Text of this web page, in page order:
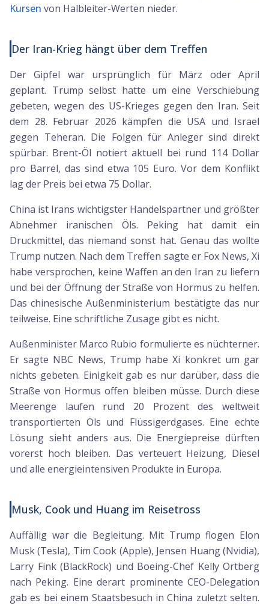
Kursen von Halbleiter-Werten nieder.
Der Iran-Krieg hängt über dem Treffen
Der Gipfel war ursprünglich für März oder April
geplant. Trump selbst hatte um eine Verschiebung
gebeten, wegen des US-Krieges gegen den Iran. Seit
dem 28. Februar 2026 kämpfen die USA und Israel
gegen Teheran. Die Folgen für Anleger sind direkt
spürbar. Brent-Öl notiert aktuell bei rund 114 Dollar
pro Barrel, das sind etwa 105 Euro. Vor dem Konflikt
lag der Preis bei etwa 75 Dollar.
China ist Irans wichtigster Handelspartner und größter
Abnehmer iranischen Öls. Peking hat damit ein
Druckmittel, das niemand sonst hat. Genau das wollte
Trump nutzen. Nach dem Treffen sagte er Fox News, Xi
habe versprochen, keine Waffen an den Iran zu liefern
und bei der Öffnung der Straße von Hormus zu helfen.
Das chinesische Außenministerium bestätigte das nur
teilweise. Eine schriftliche Zusage gibt es nicht.
Außenminister Marco Rubio formulierte es nüchterner.
Er sagte NBC News, Trump habe Xi konkret um gar
nichts gebeten. Einigkeit gab es nur darüber, dass die
Straße von Hormus offen bleiben müsse. Durch diese
Meerenge laufen rund 20 Prozent des weltweit
transportierten Öls und Flüssigerdgases. Eine echte
Lösung sieht anders aus. Die Energiepreise dürften
vorerst hoch bleiben. Das verteuert Heizung, Diesel
und alle energieintensiven Produkte in Europa.
Musk, Cook und Huang im Reisetross
Auffällig war die Begleitung. Mit Trump flogen Elon
Musk (Tesla), Tim Cook (Apple), Jensen Huang (Nvidia),
Larry Fink (BlackRock) und Boeing-Chef Kelly Ortberg
nach Peking. Eine derart prominente CEO-Delegation
gab es bei einem Staatsbesuch in China zuletzt selten.